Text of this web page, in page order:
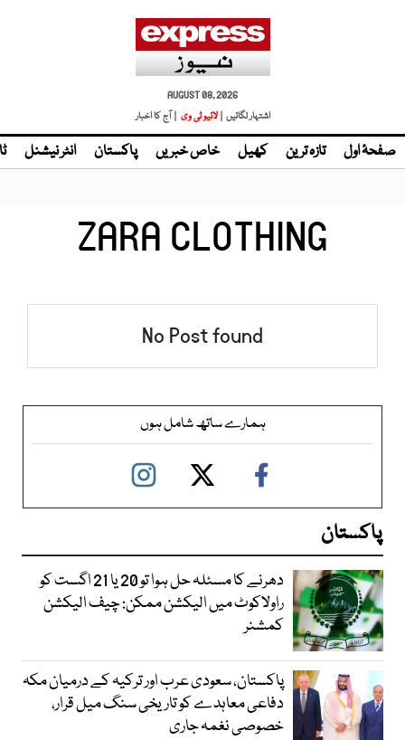
AUGUST 08, 2026
اشتہار لگائیں | لائیو ٹی وی | آج کا اخبار
صفحۂ اول تازہ ترین کھیل خاص خبریں پاکستان انٹر نیشنل
ZARA CLOTHING
No Post found
ہمارے ساتھ شامل ہوں
پاکستان
دھرنے کا مسئلہ حل ہوا تو 20 یا 21 اگست کو
راولاکوٹ میں الیکشن ممکن: چیف الیکشن
کمشنر
پاکستان، سعودی عرب اور ترکیہ کے درمیان مکہ
دفاعی معاہدے کو تاریخی سنگ میل قرار،
خصوصی نغمہ جاری